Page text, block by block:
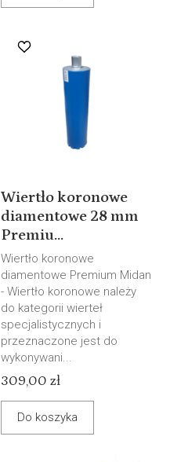
Wiertło koronowe
diamentowe 28 mm
Premiu...
Wiertło koronowe
diamentowe Premium Midan
- Wiertło koronowe należy
do kategorii wierteł
specjalistycznych i
przeznaczone jest do
wykonywani...
309,00 zł
Do koszyka